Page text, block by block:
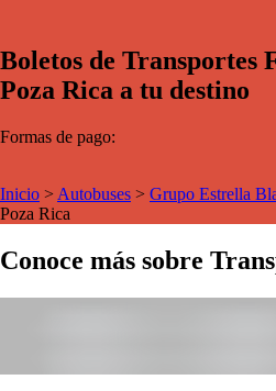
Boletos de Transportes
Poza Rica a tu destino
Formas de pago:
Inicio > Autobuses > Grupo Estrella
Poza Rica
Conoce más sobre